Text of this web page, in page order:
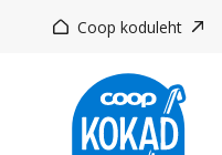
Coop koduleht